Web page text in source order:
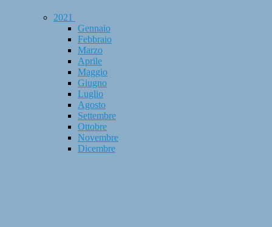
2021
Gennaio
Febbraio
Marzo
Aprile
Maggio
Giugno
Luglio
Agosto
Settembre
Ottobre
Novembre
Dicembre